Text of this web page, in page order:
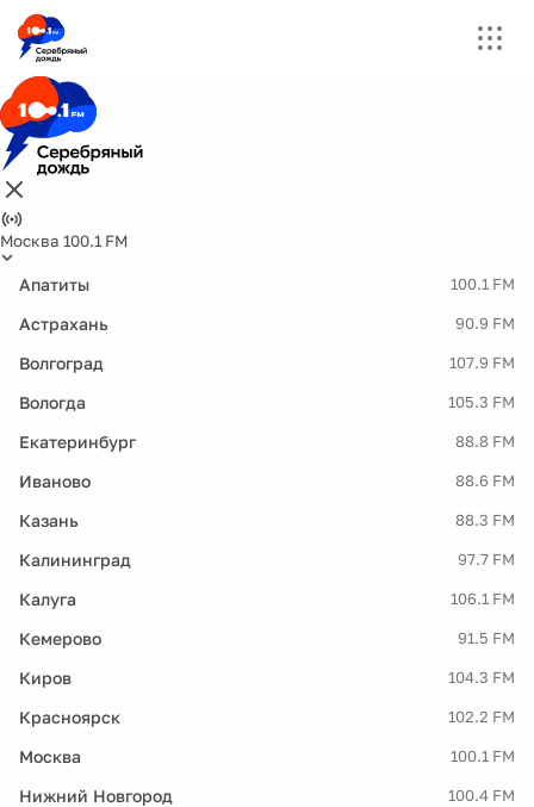
Москва 100.1 FM
Апатиты 100.1 FM
Астрахань 90.9 FM
Волгоград 107.9 FM
Вологда 105.3 FM
Екатеринбург 88.8 FM
Иваново 88.6 FM
Казань 88.3 FM
Калининград 97.7 FM
Калуга 106.1 FM
Кемерово 91.5 FM
Киров 104.3 FM
Красноярск 102.2 FM
Москва 100.1 FM
Нижний Новгород 100.4 FM